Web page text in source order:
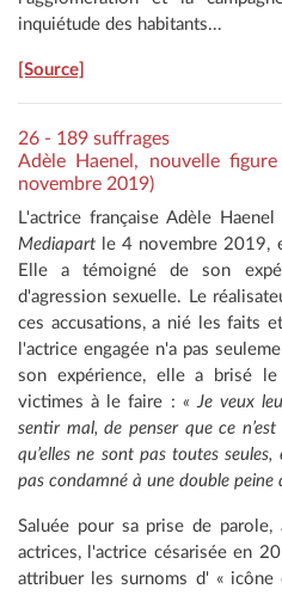
inquiétude des habitants...
[Source]
26 - 189 suffrages
Adèle Haenel, nouvelle
novembre 2019)
L'actrice française Adèle
Mediapart le 4 novembre 2019,
Elle a témoigné de son
d'agression sexuelle. Le
ces accusations, a nié les faits
l'actrice engagée n'a pas
son expérience, elle a brisé
victimes à le faire : « Je veux
sentir mal, de penser que ce
qu’elles ne sont pas toutes
pas condamné à une double peine
Saluée pour sa prise de parole,
actrices, l'actrice césarisée en
attribuer les surnoms d' «